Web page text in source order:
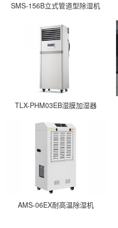
SMS-156B立式管道型除湿机
TLX-PHM03EB湿膜加湿器
AMS-06EX耐高温除湿机